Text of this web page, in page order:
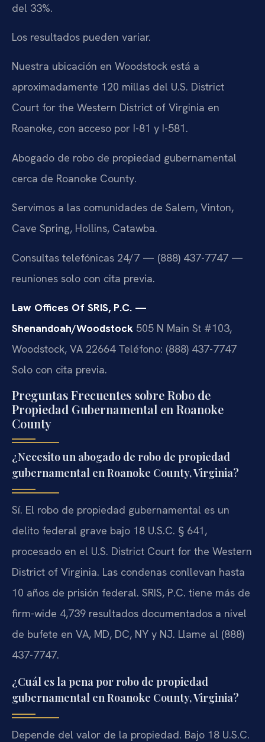
del 33%.
Los resultados pueden variar.
Nuestra ubicación en Woodstock está a
aproximadamente 120 millas del U.S. District
Court for the Western District of Virginia en
Roanoke, con acceso por I-81 y I-581.
Abogado de robo de propiedad gubernamental
cerca de Roanoke County.
Servimos a las comunidades de Salem, Vinton,
Cave Spring, Hollins, Catawba.
Consultas telefónicas 24/7 — (888) 437-7747 —
reuniones solo con cita previa.
Law Offices Of SRIS, P.C. —
Shenandoah/Woodstock 505 N Main St #103,
Woodstock, VA 22664Teléfono: (888) 437-7747
Solo con cita previa.
Preguntas Frecuentes sobre Robo de
Propiedad Gubernamental en Roanoke
County
¿Necesito un abogado de robo de propiedad
gubernamental en Roanoke County, Virginia?
Sí. El robo de propiedad gubernamental es un
delito federal grave bajo 18 U.S.C. § 641,
procesado en el U.S. District Court for the Western
District of Virginia. Las condenas conllevan hasta
10 años de prisión federal. SRIS, P.C. tiene más de
firm-wide 4,739 resultados documentados a nivel
de bufete en VA, MD, DC, NY y NJ. Llame al (888)
437-7747.
¿Cuál es la pena por robo de propiedad
gubernamental en Roanoke County, Virginia?
Depende del valor de la propiedad. Bajo 18 U.S.C.